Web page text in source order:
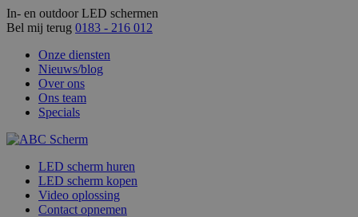
In- en outdoor LED schermen
Bel mij terug 0183 - 216 012
Onze diensten
Nieuws/blog
Over ons
Ons team
Specials
LED scherm huren
LED scherm kopen
Video oplossing
Contact opnemen